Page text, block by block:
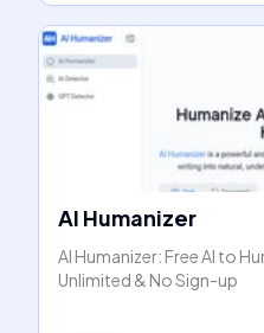
AI Humanizer
AI Humanizer: Free AI to
Unlimited & No Sign-up